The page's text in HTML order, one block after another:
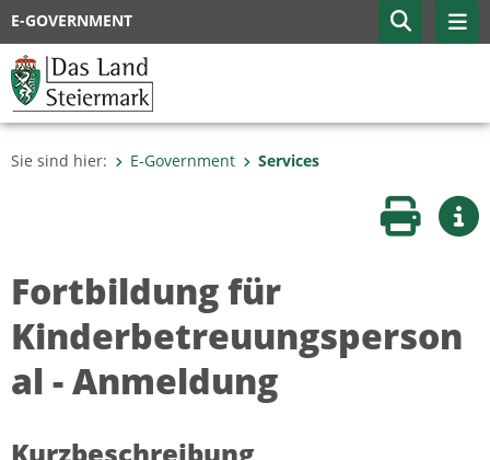
E-GOVERNMENT
Sie sind hier: E-Government Services
Seite
Fortbildung für
Kinderbetreuungsperson
al - Anmeldung